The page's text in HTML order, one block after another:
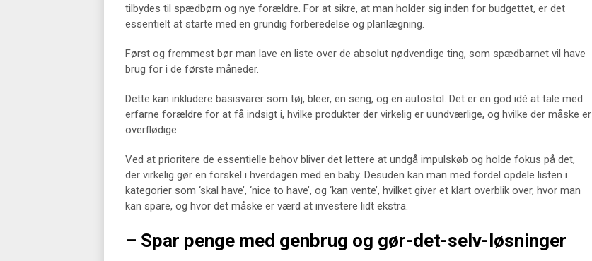
tilbydes til spædbørn og nye forældre. For at sikre, at man holder sig inden for budgettet, er det
essentielt at starte med en grundig forberedelse og planlægning.
Først og fremmest bør man lave en liste over de absolut nødvendige ting, som spædbarnet vil have
brug for i de første måneder.
Dette kan inkludere basisvarer som tøj, bleer, en seng, og en autostol. Det er en god idé at tale med
erfarne forældre for at få indsigt i, hvilke produkter der virkelig er uundværlige, og hvilke der måske er
overflødige.
Ved at prioritere de essentielle behov bliver det lettere at undgå impulskøb og holde fokus på det,
der virkelig gør en forskel i hverdagen med en baby. Desuden kan man med fordel opdele listen i
kategorier som ‘skal have’, ‘nice to have’, og ‘kan vente’, hvilket giver et klart overblik over, hvor man
kan spare, og hvor det måske er værd at investere lidt ekstra.
– Spar penge med genbrug og gør-det-selv-løsninger